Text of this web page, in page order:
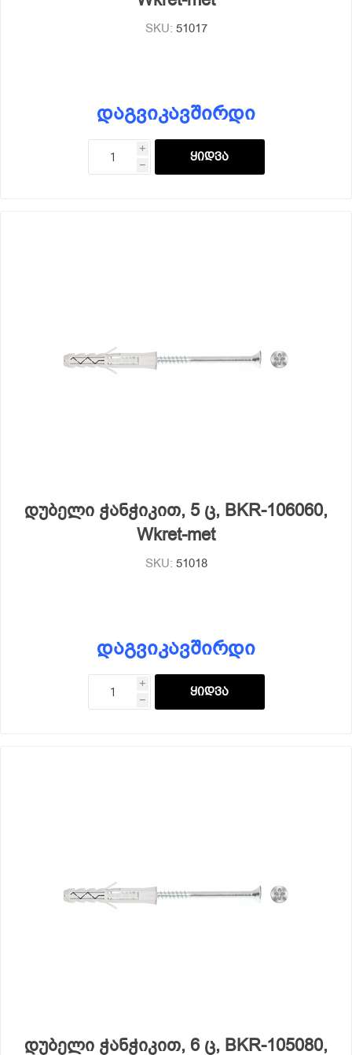
SKU: 51017
დაგვიკავშირდი
i
h
დუბელი ჭანჭიკით, 5 ც, BKR-106060,
Wkret-met
SKU: 51018
დაგვიკავშირდი
i
h
დუბელი ჭანჭიკით, 6 ც, BKR-105080,